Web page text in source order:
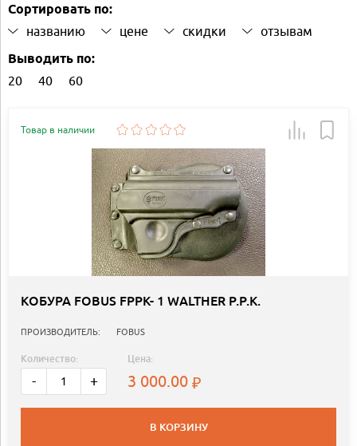
Сортировать по:
названию цене скидки отзывам
Выводить по:
20 40 60
Товар в наличии
КОБУРА FOBUS FPPK- 1 WALTHER P.P.K.
ПРОИЗВОДИТЕЛЬ: FOBUS
Количество:
- +
Цена:
3 000.00
В КОРЗИНУ